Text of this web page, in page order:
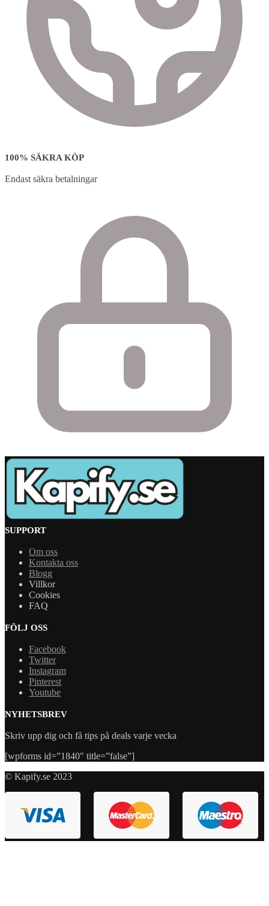
100% SÄKRA KÖP
Endast säkra betalningar
SUPPORT
Om oss
Kontakta oss
Blogg
Villkor
Cookies
FAQ
FÖLJ OSS
Facebook
Twitter
Instagram
Pinterest
Youtube
NYHETSBREV
Skriv upp dig och få tips på deals varje vecka
[wpforms id=”1840″ title=”false”]
© Kapify.se 2023